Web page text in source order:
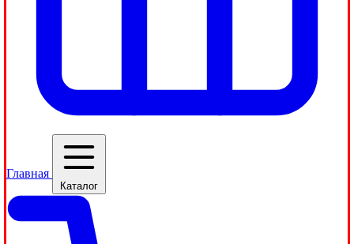
Главная
Каталог